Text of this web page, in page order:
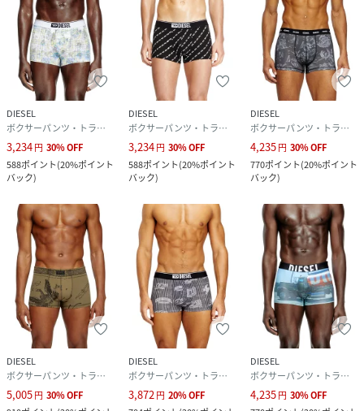
DIESEL
ボクサーパンツ・トランクス
3,234円 30%OFF
588ポイント(20%ポイント
バック)
DIESEL
ボクサーパンツ・トランクス
3,234円 30%OFF
588ポイント(20%ポイント
バック)
DIESEL
ボクサーパンツ・トランクス
4,235円 30%OFF
770ポイント(20%ポイント
バック)
DIESEL
ボクサーパンツ・トランクス
5,005円 30%OFF
DIESEL
ボクサーパンツ・トランクス
3,872円 20%OFF
DIESEL
ボクサーパンツ・トランクス
4,235円 30%OFF